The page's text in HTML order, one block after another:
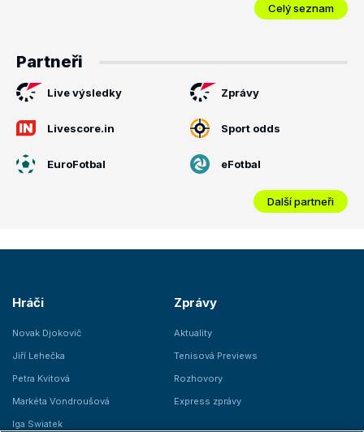
Celý seznam
Partneři
Live výsledky Zprávy
Livescore.in Sport odds
EuroFotbal eFotbal
Další partneři
Hráči
Novak Djokovič
Jiří Lehečka
Petra Kvitová
Markéta Vondroušová
Iga Swiatek
Zprávy
Aktuality
Tenisová Previews
Rozhovory
Express zprávy